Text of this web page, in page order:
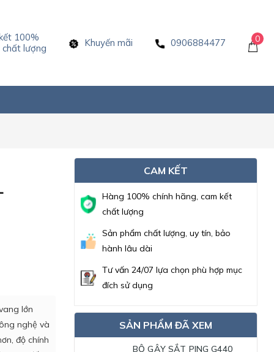
100%
chất lượng
Khuyến mãi 0906884477 0
lớn
nghệ và
độ chính
CAM KẾT
Hàng 100% chính hãng, cam kết
chất lượng
Sản phẩm chất lượng, uy tín, bảo
hành lâu dài
Tư vấn 24/07 lựa chọn phù hợp mục
đích sử dụng
SẢN PHẨM ĐÃ XEM
BỘ GẬY SẮT PING G440